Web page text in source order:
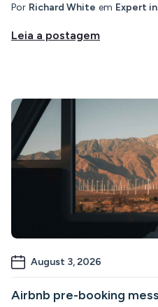
Por Richard White em Expert
Leia a postagem
August 3, 2026
Airbnb pre-booking